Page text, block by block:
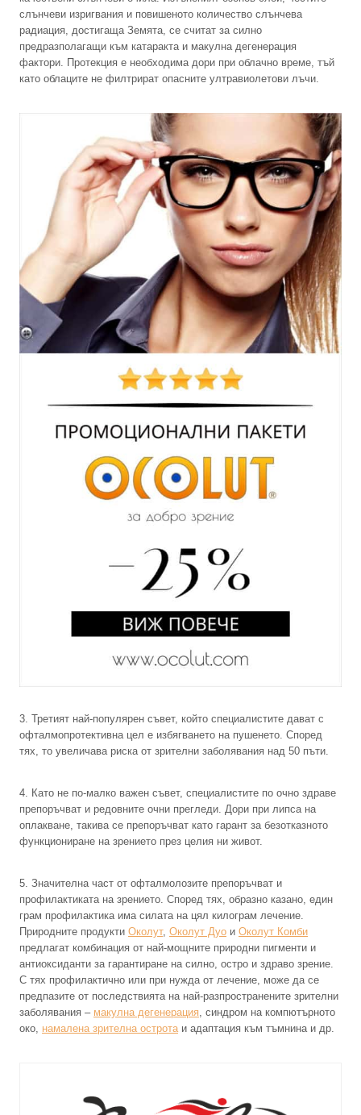
слънчеви изригвания и повишеното количество слънчева
радиация, достигаща Земята, се считат за силно
предразполагащи към катаракта и макулна дегенерация
фактори. Протекция е необходима дори при облачно време, тъй
като облаците не филтрират опасните ултравиолетови лъчи.
3. Третият най-популярен съвет, който специалистите дават с
офталмопротективна цел е избягването на пушенето. Според
тях, то увеличава риска от зрителни заболявания над 50 пъти.
4. Като не по-малко важен съвет, специалистите по очно здраве
препоръчват и редовните очни прегледи. Дори при липса на
оплакване, такива се препоръчват като гарант за безотказното
функциониране на зрението през целия ни живот.
5. Значителна част от офталмолозите препоръчват и
профилактиката на зрението. Според тях, образно казано, един
грам профилактика има силата на цял килограм лечение.
Природните продукти Околут, Околут Дуо и Околут Комби
предлагат комбинация от най-мощните природни пигменти и
антиоксиданти за гарантиране на силно, остро и здраво зрение.
С тях профилактично или при нужда от лечение, може да се
предпазите от последствията на най-разпространените зрителни
заболявания – макулна дегенерация , синдром на компютърното
око, намалена зрителна острота и адаптация към тъмнина и др.